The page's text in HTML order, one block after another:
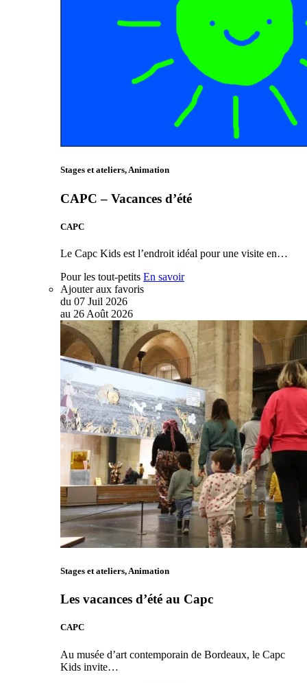
Stages et ateliers, Animation
CAPC – Vacances d’été
CAPC
Le Capc Kids est l’endroit idéal pour une visite en…
Pour les tout-petits En savoir
Ajouter aux favoris
du 07 Juil 2026
au 26 Août 2026
Stages et ateliers, Animation
Les vacances d’été au Capc
CAPC
Au musée d’art contemporain de Bordeaux, le Capc
Kids invite…